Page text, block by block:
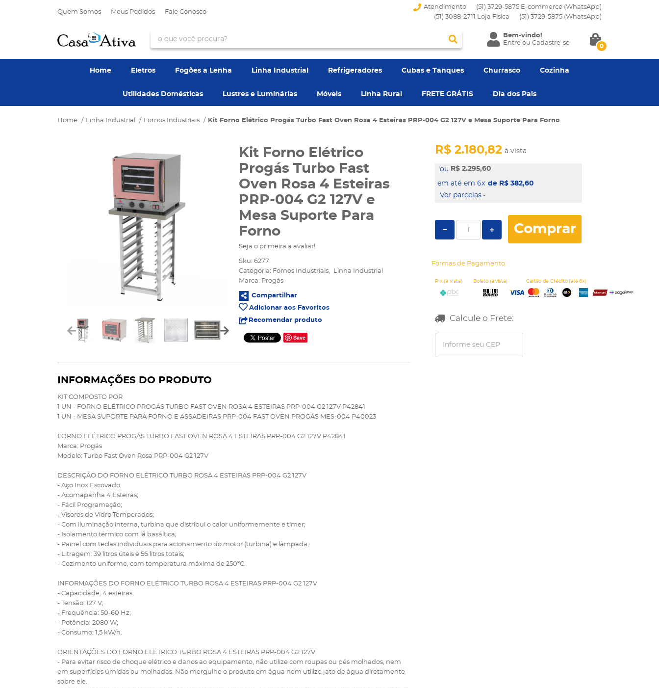
Quem Somos Meus Pedidos Fale Conosco
Atendimento
(51) 3729-5875 E-commerce (WhatsApp)
(51) 3088-2711 Loja Física
(51) 3729-5875 (WhatsApp)
Bem-vindo!
Entreou Cadastre-se 0
Home Eletros Fogões a Lenha Linha Industrial Refrigeradores Cubas e Tanques Churrasco Cozinha
Utilidades Domésticas Lustres e Luminárias Móveis Linha Rural FRETE GRÁTIS Dia dos Pais
Home Linha Industrial Fornos Industriais Kit Forno Elétrico Progás Turbo Fast Oven Rosa 4 Esteiras PRP-004 G2 127V e Mesa Suporte Para Forno
Kit Forno Elétrico
Progás Turbo Fast
Oven Rosa 4 Esteiras
PRP-004 G2 127V e
Mesa Suporte Para
Forno
Seja o primeira a avaliar!
Sku: 6277
Categoria: Fornos Industriais
Linha Industrial
Marca: Progás
Compartilhar
Adicionar aos Favoritos
Recomendar produto
Save
R$ 2.295,60
R$ 2.180,82 à vista
em 6x de R$ 382,60
Ver parcelas
Comprar
Formas de Pagamento
Calcule o Frete:
INFORMAÇÕES DO PRODUTO
KIT COMPOSTO POR
1 UN - FORNO ELÉTRICO PROGÁS TURBO FAST OVEN ROSA 4 ESTEIRAS PRP-004 G2 127V P42841
1 UN - MESA SUPORTE PARA FORNO E ASSADEIRAS PRP-004 FAST OVEN PROGÁS MES-004 P40023
FORNO ELÉTRICO PROGÁS TURBO FAST OVEN ROSA 4 ESTEIRAS PRP-004 G2 127V P42841
Marca: Progás
Modelo: Turbo Fast Oven Rosa PRP-004 G2 127V
DESCRIÇÃO DO FORNO ELÉTRICO TURBO ROSA 4 ESTEIRAS PRP-004 G2 127V
- Aço Inox Escovado;
- Acomapanha 4 Esteiras;
- Fácil Programação;
- Visores de Vidro Temperados;
- Com iluminação interna, turbina que distribui o calor uniformemente e timer;
- Isolamento térmico com lã basáltica;
- Painel com teclas individuais para acionamento do motor (turbina) e lâmpada;
- Litragem: 39 litros úteis e 56 litros totais;
- Cozimento uniforme, com temperatura máxima de 250ºC.
INFORMAÇÕES DO FORNO ELÉTRICO TURBO ROSA 4 ESTEIRAS PRP-004 G2 127V
- Capacidade: 4 esteiras;
- Tensão: 127 V;
- Frequência: 50-60 Hz;
- Potência: 2080 W;
- Consumo: 1,5 kW/h.
ORIENTAÇÕES DO FORNO ELÉTRICO TURBO ROSA 4 ESTEIRAS PRP-004 G2 127V
- Para evitar risco de choque elétrico e danos ao equipamento, não utilize com roupas ou pés molhados, nem
em superfícies úmidas ou molhadas. Não mergulhe o produto em água nem utilize jato de água diretamente
sobre ele.